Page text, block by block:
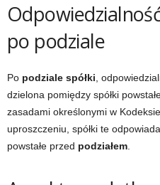
po podziale
Po podziale spółki ,
dzielona pomiędzy spółki
zasadami określonymi w
uproszczeniu, spółki te
powstałe przed podziałem